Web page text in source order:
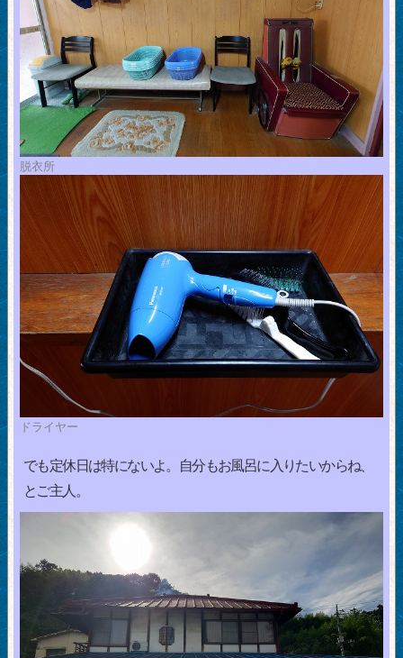
脱衣所
ドライヤー
でも定休日は特にないよ。自分もお風呂に入りたいからね、
とご主人。